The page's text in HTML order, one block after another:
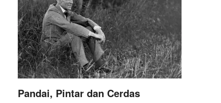
Pandai, Pintar dan Cerdas